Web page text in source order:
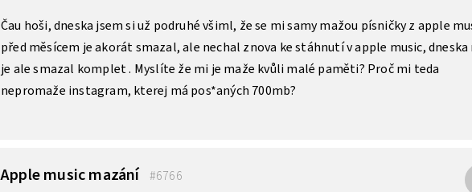
Čau hoši, dneska jsem si už podruhé všiml, že se mi samy mažou písničky z apple
před měsícem je akorát smazal, ale nechal znova ke stáhnutí v apple music, dneska
je ale smazal komplet . Myslíte že mi je maže kvůli malé paměti? Proč mi teda
nepromaže instagram, kterej má pos*aných 700mb?
Apple music mazání #6766